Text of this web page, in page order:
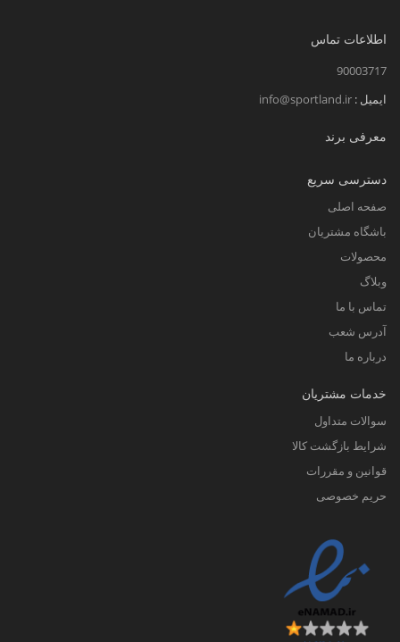
اطلاعات تماس
90003717
ایمیل : info@sportland.ir
معرفی برند
دسترسی سریع
صفحه اصلی
باشگاه مشتریان
محصولات
وبلاگ
تماس با ما
آدرس شعب
درباره ما
خدمات مشتریان
سوالات متداول
شرایط بازگشت کالا
قوانین و مقررات
حریم خصوصی